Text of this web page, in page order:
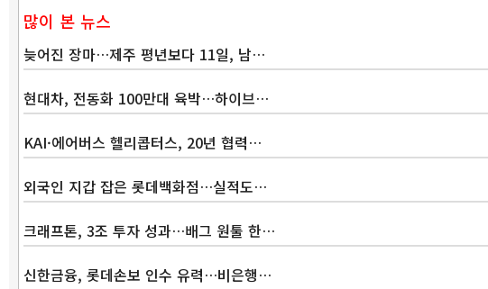
많이 본 뉴스
늦어진 장마…제주 평년보다 11일, 남…
현대차, 전동화 100만대 육박…하이브…
KAI·에어버스 헬리콥터스, 20년 협력…
외국인 지갑 잡은 롯데백화점…실적도…
크래프톤, 3조 투자 성과…배그 원툴 한…
신한금융, 롯데손보 인수 유력…비은행…